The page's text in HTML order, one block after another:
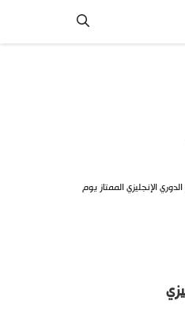
3-1 في الجولة الثانية من الدوري الإنجليزي الممتاز يوم